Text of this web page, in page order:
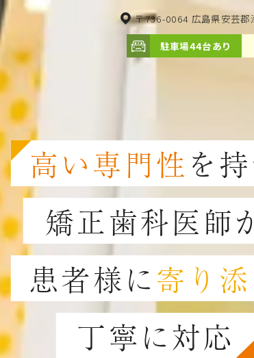
〒736-0064 広島県安芸郡
駐車場44台あり
高い専門性 を
矯正歯科医師
患者様に寄り
丁寧に対応